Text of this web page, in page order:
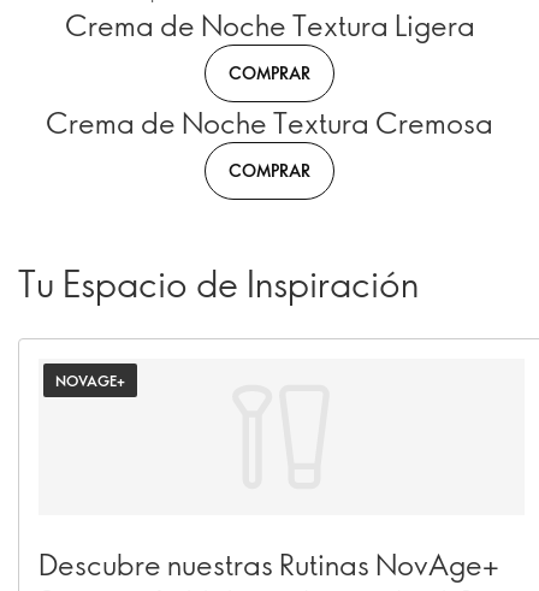
Crema de Noche Textura Ligera
COMPRAR
Crema de Noche Textura Cremosa
COMPRAR
Tu Espacio de Inspiración
NOVAGE+
Descubre nuestras Rutinas NovAge+